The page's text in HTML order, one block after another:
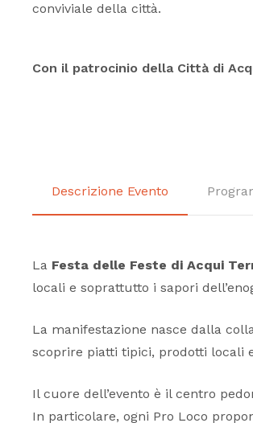
conviviale della città.
Con il patrocinio della Città di
Descrizione Evento
La Festa delle Feste di Acqui
locali e soprattutto i sapori
La manifestazione nasce dalla
scoprire piatti tipici, prodotti locali
Il cuore dell’evento è il centro
In particolare, ogni Pro Loco